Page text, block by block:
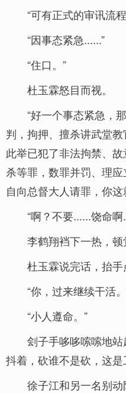
“可有正式的审讯流
“因事态紧急......”
“住口。”
杜玉霖怒目而视。
“好一个事态紧急，
判，拘押、擅杀讲武堂
此举已犯了非法拘禁、
杀等罪，数罪并罚、理
自向总督大人请罪，你这
“啊？不要......饶命啊
李鹤翔裆下一热，顿
杜玉霖说完话，抬手
“你，过来继续干活
“小人遵命。”
刽子手哆哆嗦嗦地
抖着，砍谁不是砍，这是
徐子江和另一名别